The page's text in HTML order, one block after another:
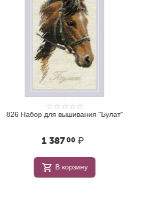
826 Набор для вышивания "Булат"
1 38700 ₽
В корзину